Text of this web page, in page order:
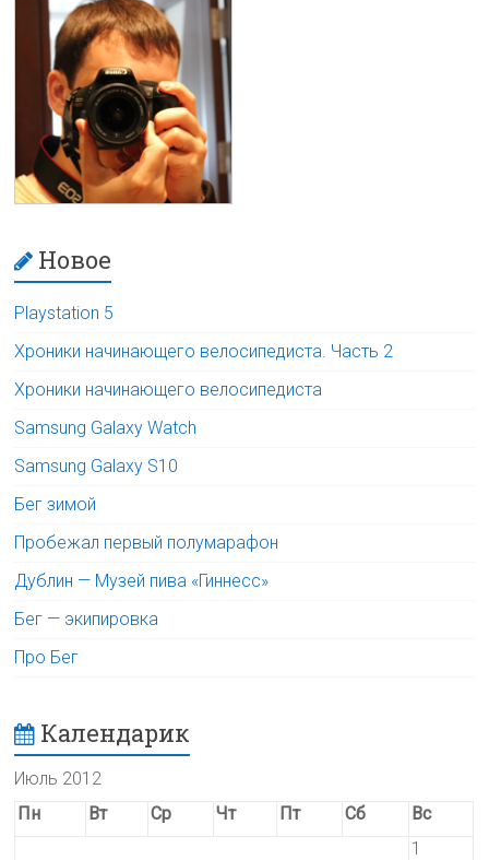
Новое
Playstation 5
Хроники начинающего велосипедиста. Часть 2
Хроники начинающего велосипедиста
Samsung Galaxy Watch
Samsung Galaxy S10
Бег зимой
Пробежал первый полумарафон
Дублин — Музей пива «Гиннесс»
Бег — экипировка
Про Бег
Календарик
Июль 2012
Пн
Вт Ср Чт Пт Сб
Вс
1